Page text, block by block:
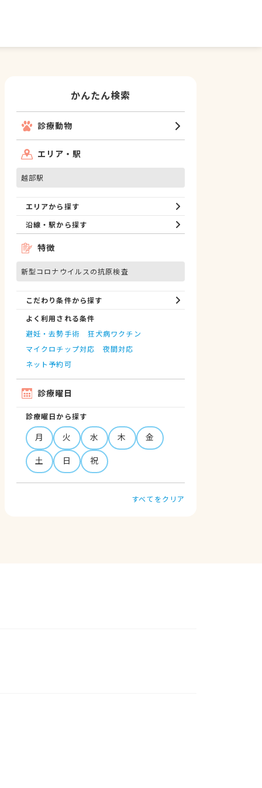
かんたん検索
診療動物
エリア・駅
越部駅
エリアから探す
沿線・駅から探す
特徴
新型コロナウイルスの抗原検査
こだわり条件から探す
よく利用される条件
避妊・去勢手術
狂犬病ワクチン
マイクロチップ対応
夜間対応
ネット予約可
診療曜日
診療曜日から探す
月 火 水 木
金
土
日 祝
すべてをクリア